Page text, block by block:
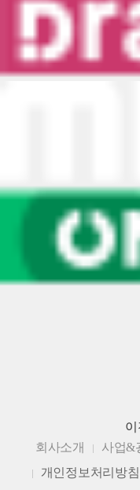
이
회사소개
사업&
개인정보처리방침